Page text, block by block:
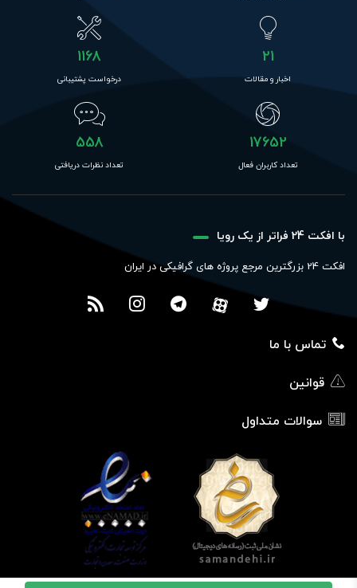
21
اخبار و مقالات
1168
درخواست پشتیبانی
17652
تعداد کاربران فعال
558
تعداد نظرات دریافتی
با افکت 24 فراتر از یک رویا
افکت 24 بزرگترین مرجع پروژه های گرافیکی در ایران
تماس با ما
قوانین
سوالات متداول